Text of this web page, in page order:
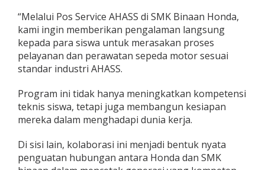
n
“Melalui Pos Service AHASS di SMK Binaan Honda,
kami ingin memberikan pengalaman langsung
kepada para siswa untuk merasakan proses
pelayanan dan perawatan sepeda motor sesuai
standar industri AHASS.
Program ini tidak hanya meningkatkan kompetensi
teknis siswa, tetapi juga membangun kesiapan
mereka dalam menghadapi dunia kerja.
Di sisi lain, kolaborasi ini menjadi bentuk nyata
penguatan hubungan antara Honda dan SMK